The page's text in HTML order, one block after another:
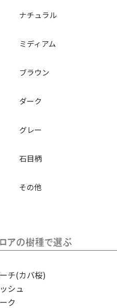
ナチュラル
ミディアム
ブラウン
ダーク
グレー
石目柄
その他
チ(カバ桜)
シュ
ク